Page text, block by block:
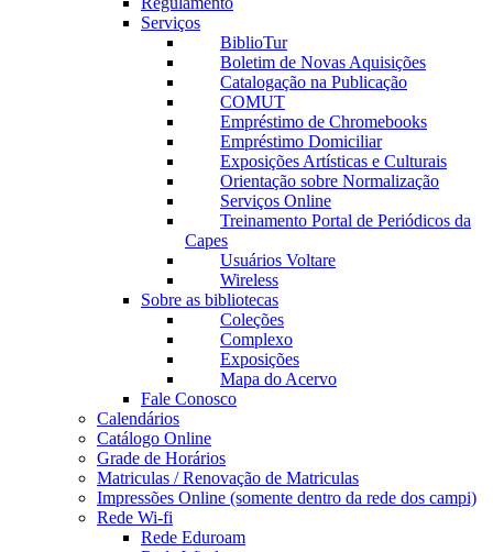
Serviços
BiblioTur
Boletim de Novas Aquisições
Catalogação na Publicação
COMUT
Empréstimo de Chromebooks
Empréstimo Domiciliar
Exposições Artísticas e Culturais
Orientação sobre Normalização
Serviços Online
Treinamento Portal de Periódicos da
Capes
Usuários Voltare
Wireless
Sobre as bibliotecas
Coleções
Complexo
Exposições
Mapa do Acervo
Fale Conosco
Calendários
Catálogo Online
Grade de Horários
Matriculas / Renovação de Matriculas
Impressões Online (somente dentro da rede dos campi)
Rede Wi-fi
Rede Eduroam